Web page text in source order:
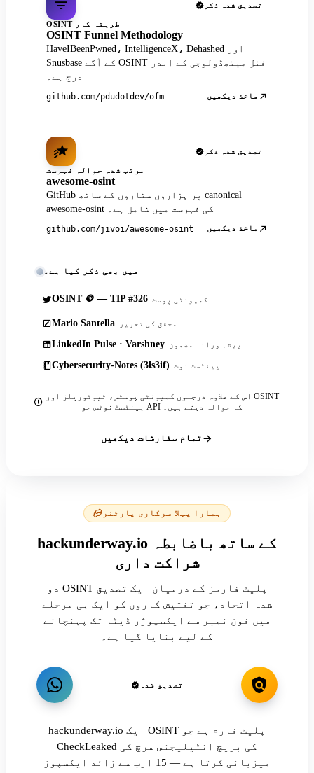
تصدیق شدہ ذکر
OSINT طریقہ کار
OSINT Funnel Methodology
HaveIBeenPwned، IntelligenceX، Dehashed اور
Snusbase کے آگے OSINT فنل میتھڈولوجی کے اندر
درج ہے۔
github.com/pdudotdev/ofm ماخذ دیکھیں
تصدیق شدہ ذکر
مرتب شدہ حوالہ فہرست
awesome-osint
GitHub پر ہزاروں ستاروں کے ساتھ canonical
awesome-osint کی فہرست میں شامل ہے۔
github.com/jivoi/awesome-osint ماخذ دیکھیں
میں بھی ذکر کیا ہے۔
OSINT 🪙 — TIP #326 کمیونٹی پوسٹ
Mario Santella محقق کی تحریر
LinkedIn Pulse · Varshney پیشہ ورانہ مضمون
Cybersecurity-Notes (3ls3if) پینٹسٹ نوٹ
اس کے علاوہ درجنوں کمیونٹی پوسٹس، ٹیوٹوریلز اور OSINT
پینٹسٹ نوٹس جو API کا حوالہ دیتے ہیں۔
تمام سفارشات دیکھیں
ہمارا پہلا سرکاری پارٹنر
hackunderway.io کے ساتھ باضابطہ
شراکت داری
دو OSINT پلیٹ فارمز کے درمیان ایک تصدیق
شدہ اتحاد، جو تفتیش کاروں کو ایک ہی مرحلے
میں فون نمبر سے ایکسپوژر ڈیٹا تک پہنچانے
کے لیے بنایا گیا ہے۔
تصدیق شدہ
hackunderway.io ایک OSINT پلیٹ فارم ہے جو
CheckLeaked کی بریچ انٹیلیجنس سرچ کی
میزبانی کرتا ہے — 15 ارب سے زائد ایکسپوز